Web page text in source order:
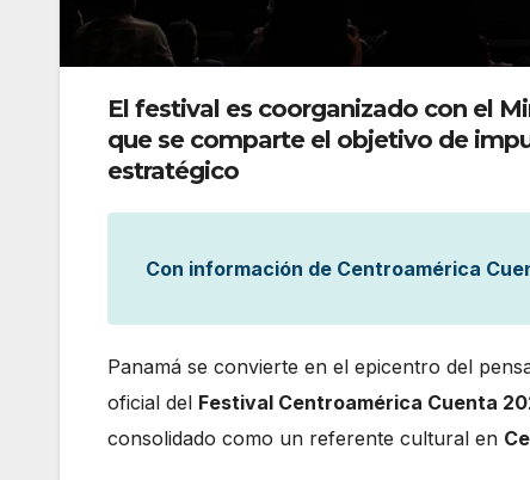
El festival es coorganizado con el
que se comparte el objetivo de
estratégico
Con información de Centroamérica
Panamá se convierte en el epicentro del
oficial del Festival Centroamérica Cuenta
consolidado como un referente cultural en